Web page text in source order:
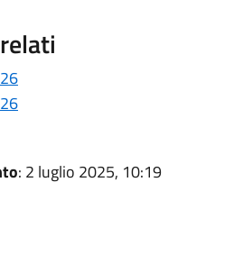
: 2 luglio 2025, 10:19